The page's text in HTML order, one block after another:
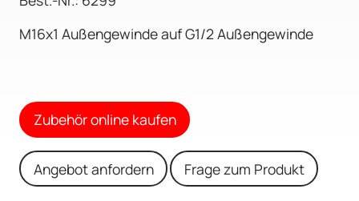
M16x1 Außengewinde auf G1/2 Außengewinde
Zubehör online kaufen
Angebot anfordern Frage zum Produkt